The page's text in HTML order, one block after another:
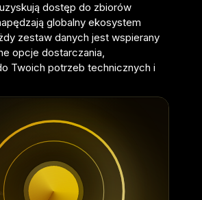
dostęp do zbiorów
globalny ekosystem
zestaw danych jest wspierany
opcje dostarczania,
Twoich potrzeb technicznych i